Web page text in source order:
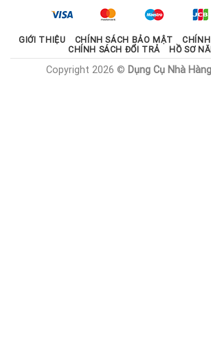
GIỚI THIỆU CHÍNH SÁCH BẢO MẬT
CHÍNH SÁCH ĐỔI TRẢ
HỒ SƠ
Copyright 2026 © Dụng Cụ Nhà